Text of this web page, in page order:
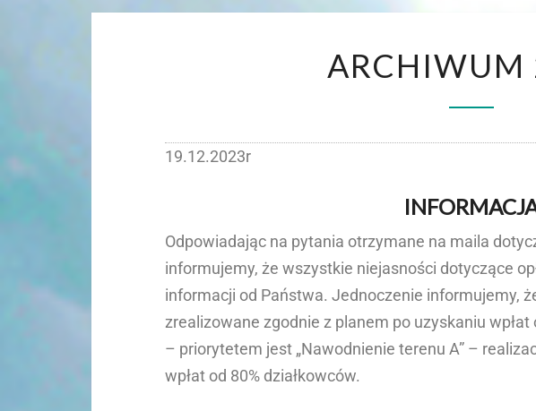
ARCHIWUM
19.12.2023r
Odpowiadając na pytania otrzymane na maila
informujemy, że wszystkie niejasności dotyczące
informacji od Państwa. Jednoczenie informujemy,
zrealizowane zgodnie z planem po uzyskaniu
– priorytetem jest „Nawodnienie terenu A” –
wpłat od 80% działkowców.